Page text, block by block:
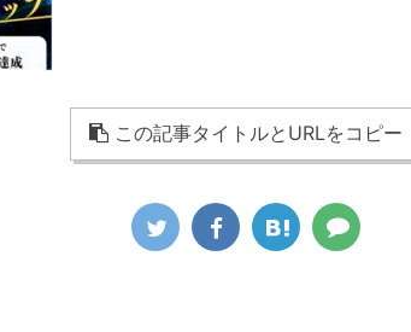
この記事タイトルとURLをコピー